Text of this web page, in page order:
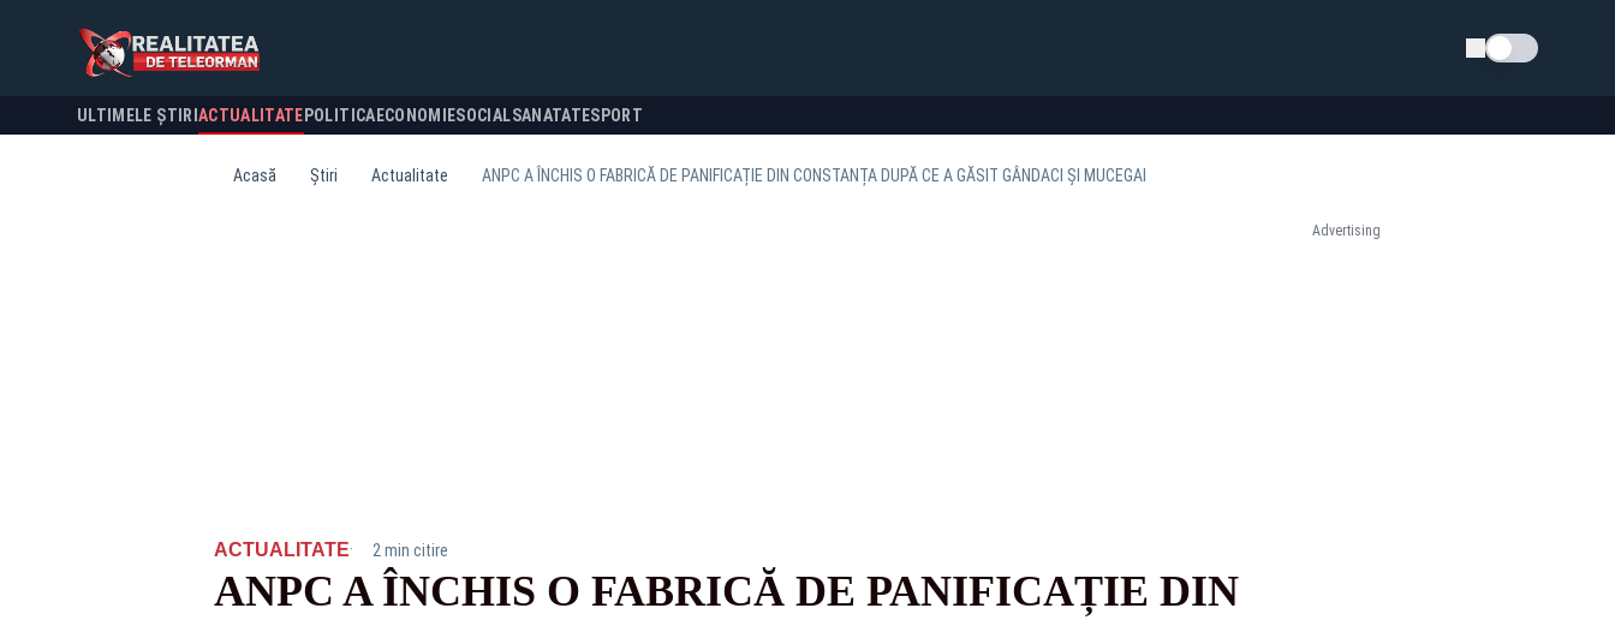
Schimba tema
ULTIMELE ȘTIRI ACTUALITATE POLITICA ECONOMIESOCIALSANATATESPORT
Acasă Știri Actualitate ANPC A ÎNCHIS O FABRICĂ DE PANIFICAȚIE DIN CONSTANȚA DUPĂ CE A GĂSIT GÂNDACI ȘI MUCEGAI
Advertising
ACTUALITATE· 2 min citire
ANPC A ÎNCHIS O FABRICĂ DE PANIFICAȚIE DIN